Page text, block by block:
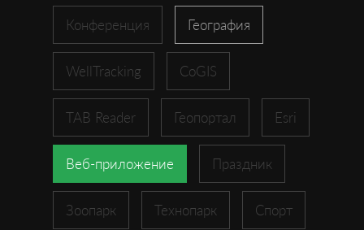
Конференция География
WellTracking CoGIS
TAB Reader Геопортал Esri
Веб-приложение Праздник
Зоопарк Технопарк Спорт